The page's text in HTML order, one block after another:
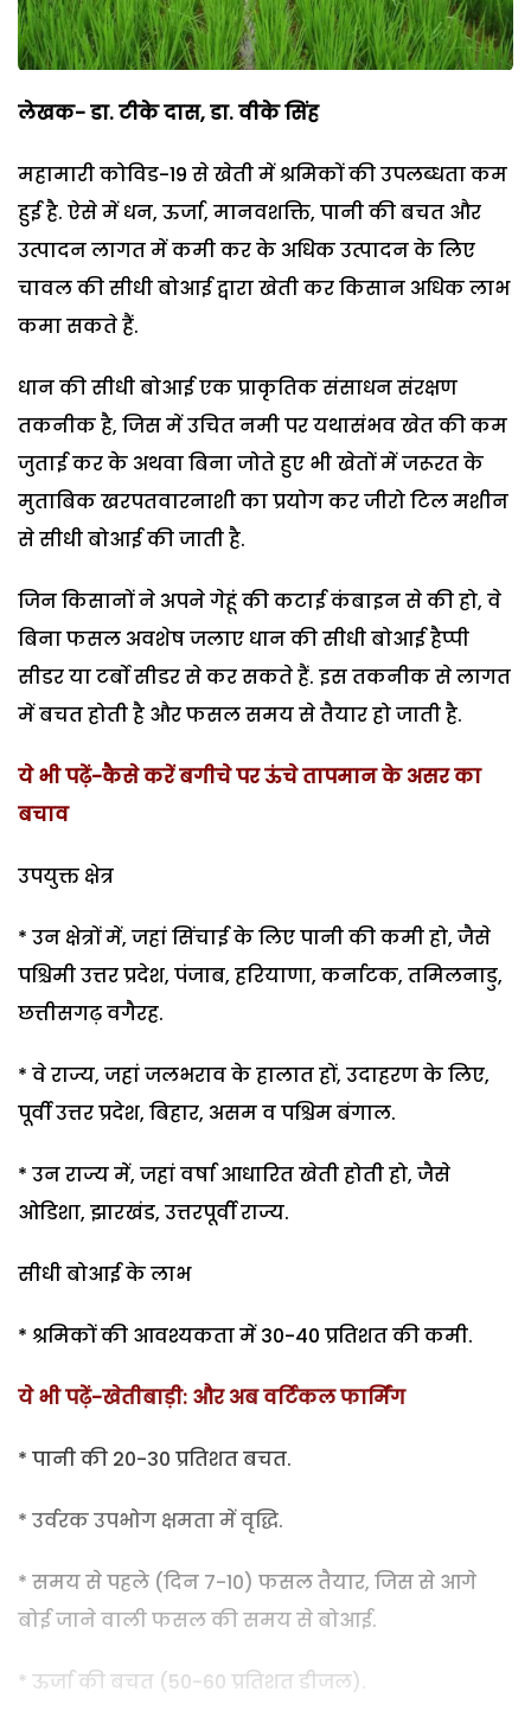
लेखक-डा. टीके दास, डा. वीके सिंह
महामारी कोविड-19 से खेती में श्रमिकों की उपलब्धता कम
हुई है. ऐसे में धन, ऊर्जा, मानवशक्ति, पानी की बचत और
उत्पादन लागत में कमी कर के अधिक उत्पादन के लिए
चावल की सीधी बोआई द्वारा खेती कर किसान अधिक लाभ
कमा सकते हैं.
धान की सीधी बोआई एक प्राकृतिक संसाधन संरक्षण
तकनीक है, जिस में उचित नमी पर यथासंभव खेत की कम
जुताई कर के अथवा बिना जोते हुए भी खेतों में जरूरत के
मुताबिक खरपतवारनाशी का प्रयोग कर जीरो टिल मशीन
से सीधी बोआई की जाती है.
जिन किसानों ने अपने गेहूं की कटाई कंबाइन से की हो, वे
बिना फसल अवशेष जलाए धान की सीधी बोआई हैप्पी
सीडर या टर्बो सीडर से कर सकते हैं. इस तकनीक से लागत
में बचत होती है और फसल समय से तैयार हो जाती है.
ये भी पढ़ें-कैसे करें बगीचे पर ऊंचे तापमान के असर का
बचाव
उपयुक्त क्षेत्र
* उन क्षेत्रों में, जहां सिंचाई के लिए पानी की कमी हो, जैसे
पश्चिमी उत्तर प्रदेश, पंजाब, हरियाणा, कर्नाटक, तमिलनाडु,
छत्तीसगढ़ वगैरह.
* वे राज्य, जहां जलभराव के हालात हों, उदाहरण के लिए,
पूर्वी उत्तर प्रदेश, बिहार, असम व पश्चिम बंगाल.
* उन राज्य में, जहां वर्षा आधारित खेती होती हो, जैसे
ओडिशा, झारखंड, उत्तरपूर्वी राज्य.
सीधी बोआई के लाभ
* श्रमिकों की आवश्यकता में 30-40 प्रतिशत की कमी.
ये भी पढ़ें-खेतीबाड़ी: और अब वर्टिकल फार्मिंग
* पानी की 20-30 प्रतिशत बचत.
* उर्वरक उपभोग क्षमता में वृद्धि.
* समय से पहले (दिन 7-10) फसल तैयार, जिस से आगे
बोई जाने वाली फसल की समय से बोआई.
* ऊर्जा की बचत (50-60 प्रतिशत डीजल).